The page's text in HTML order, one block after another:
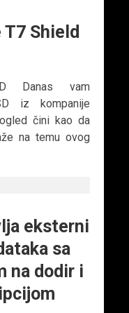
Shield
Danas vam
iz kompanije
čini kao da
na temu ovog
eksterni
sa
na dodir i